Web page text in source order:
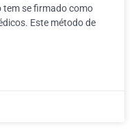
tem se firmado como
Este método de